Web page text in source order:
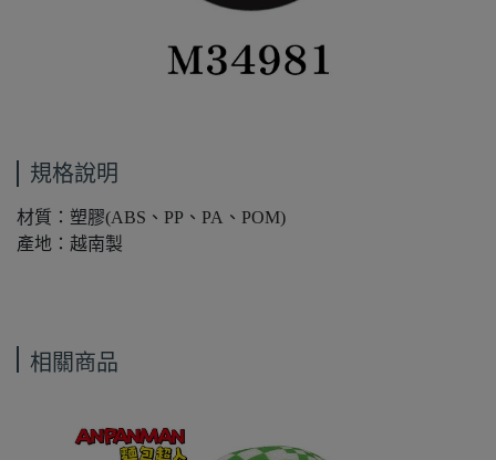
規格說明
材質：塑膠(ABS、PP、PA、POM)
產地：越南製
相關商品